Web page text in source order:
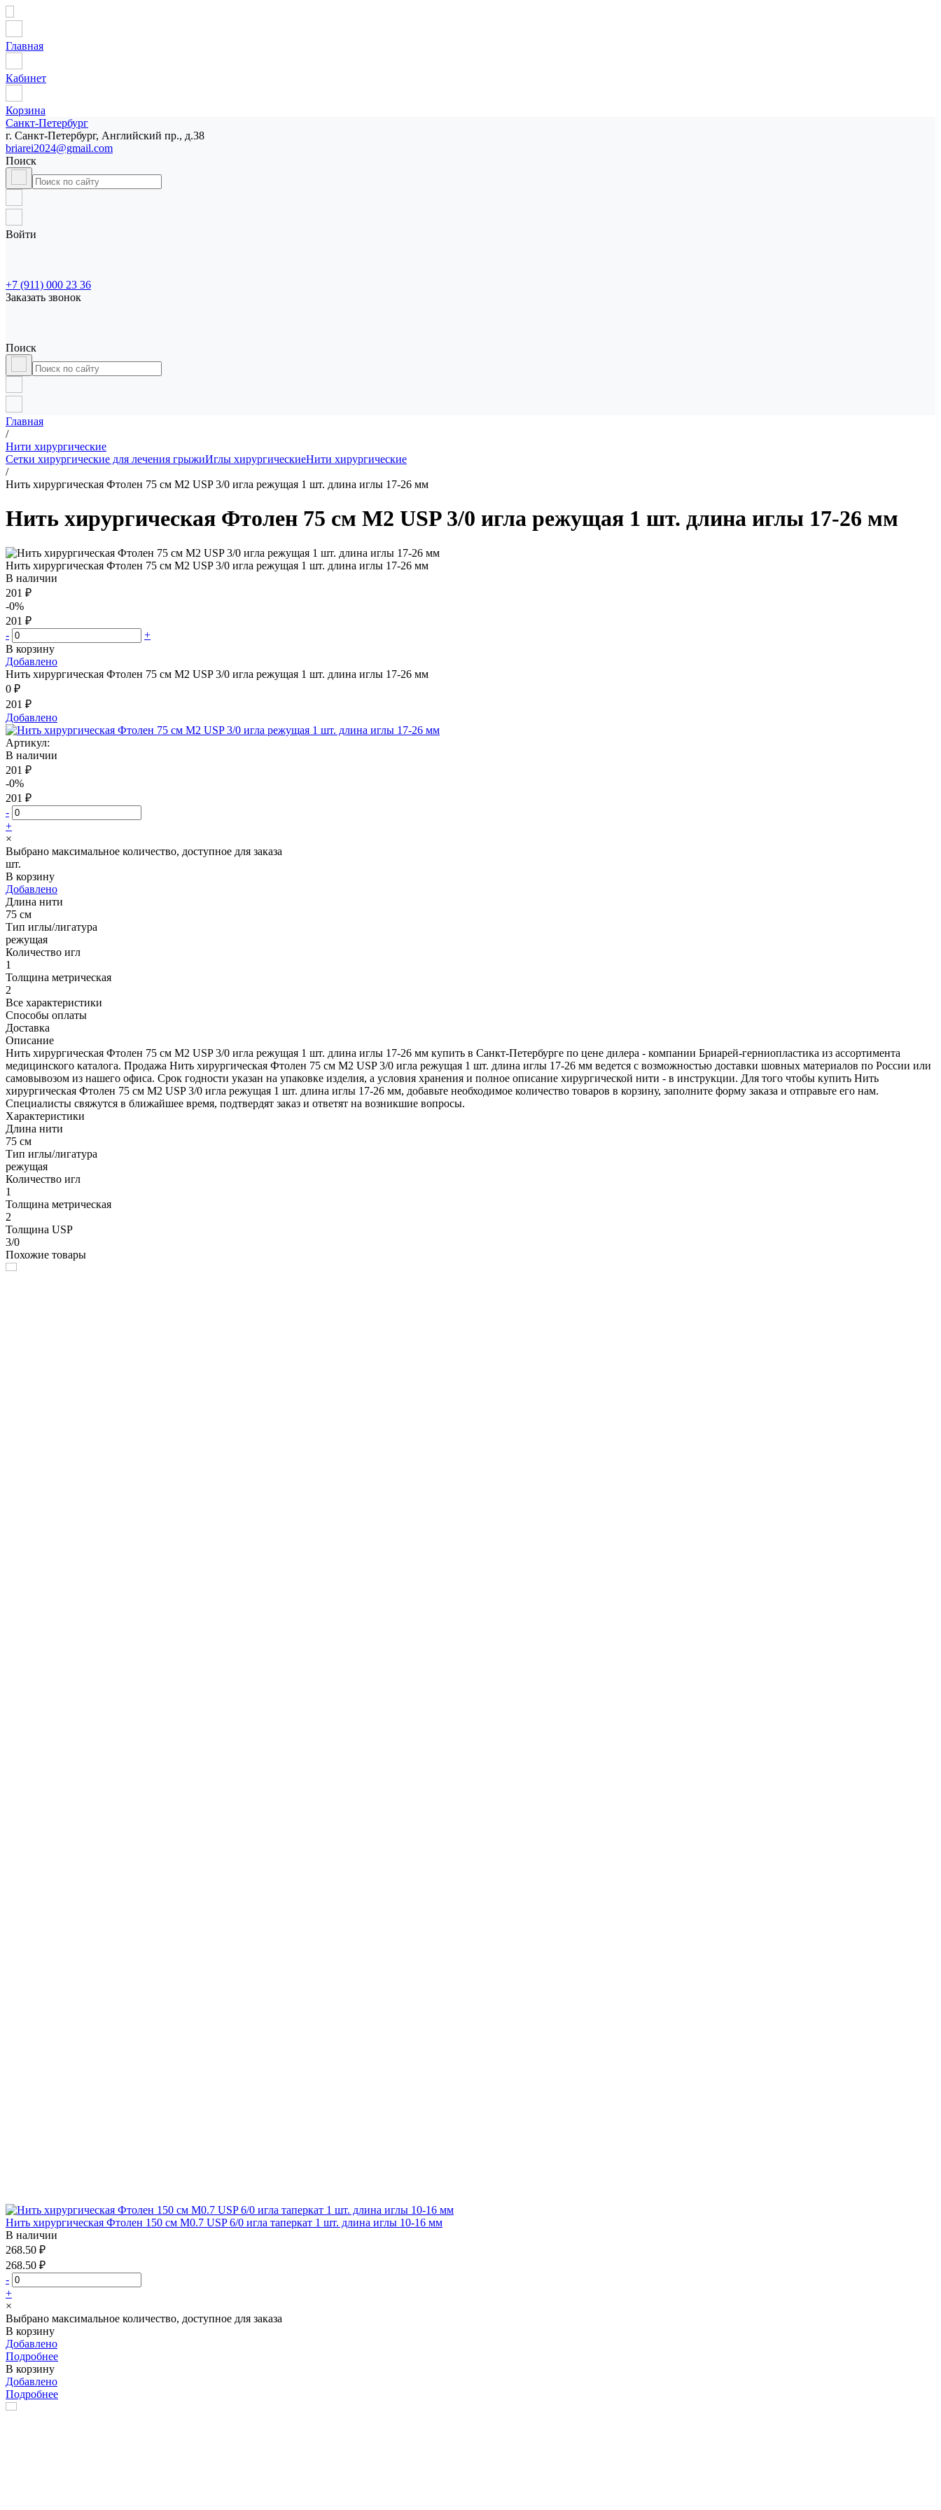
Главная
Кабинет
Корзина
Санкт-Петербург
г. Санкт-Петербург, Английский пр., д.38
briarei2024@gmail.com
Поиск
Войти
+7 (911) 000 23 36
Заказать звонок
Поиск
Главная
/
Нити хирургические
Сетки хирургические для лечения грыжиИглы хирургическиеНити хирургические
/
Нить хирургическая Фтолен 75 см М2 USP 3/0 игла режущая 1 шт. длина иглы 17-26 мм
Нить хирургическая Фтолен 75 см М2 USP 3/0 игла режущая 1 шт. длина иглы 17-26 мм
Нить хирургическая Фтолен 75 см М2 USP 3/0 игла режущая 1 шт. длина иглы 17-26 мм
В наличии
201 ₽
-0%
201 ₽
-
+
В корзину
Добавлено
Нить хирургическая Фтолен 75 см М2 USP 3/0 игла режущая 1 шт. длина иглы 17-26 мм
0 ₽
201 ₽
Добавлено
Артикул:
В наличии
201 ₽
-0%
201 ₽
-
+
×
Выбрано максимальное количество, доступное для заказа
шт.
В корзину
Добавлено
Длина нити
75 см
Тип иглы/лигатура
режущая
Количество игл
1
Толщина метрическая
2
Все характеристики
Способы оплаты
Доставка
Описание
Нить хирургическая Фтолен 75 см М2 USP 3/0 игла режущая 1 шт. длина иглы 17-26 мм купить в Санкт-Петербурге по цене дилера - компании Бриарей-герниопластика из ассортимента
медицинского каталога. Продажа Нить хирургическая Фтолен 75 см М2 USP 3/0 игла режущая 1 шт. длина иглы 17-26 мм ведется с возможностью доставки шовных материалов по России или
самовывозом из нашего офиса. Срок годности указан на упаковке изделия, а условия хранения и полное описание хирургической нити - в инструкции. Для того чтобы купить Нить
хирургическая Фтолен 75 см М2 USP 3/0 игла режущая 1 шт. длина иглы 17-26 мм, добавьте необходимое количество товаров в корзину, заполните форму заказа и отправьте его нам.
Специалисты свяжутся в ближайшее время, подтвердят заказ и ответят на возникшие вопросы.
Характеристики
Длина нити
75 см
Тип иглы/лигатура
режущая
Количество игл
1
Толщина метрическая
2
Толщина USP
3/0
Похожие товары
Нить хирургическая Фтолен 150 см М0.7 USP 6/0 игла таперкат 1 шт. длина иглы 10-16 мм
В наличии
268.50 ₽
268.50 ₽
-
+
×
Выбрано максимальное количество, доступное для заказа
В корзину
Добавлено
Подробнее
В корзину
Добавлено
Подробнее